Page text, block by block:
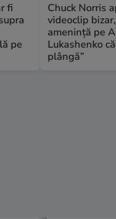
fi
pe
Chuck Norris
videoclip
amenință pe
Lukashenko
plângă”